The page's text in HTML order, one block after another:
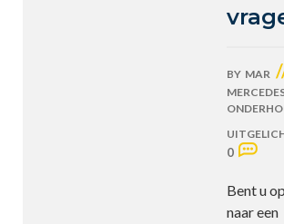
BY MAR
0
Bent u
naar een